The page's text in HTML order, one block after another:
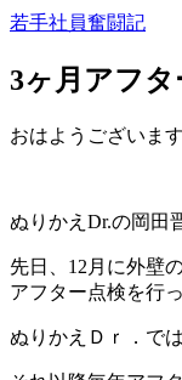
若手社員奮闘記
3ヶ月アフタ
おはようございます
ぬりかえDr.の岡田
先日、12月に外壁
アフター点検を行
ぬりかえＤｒ．で